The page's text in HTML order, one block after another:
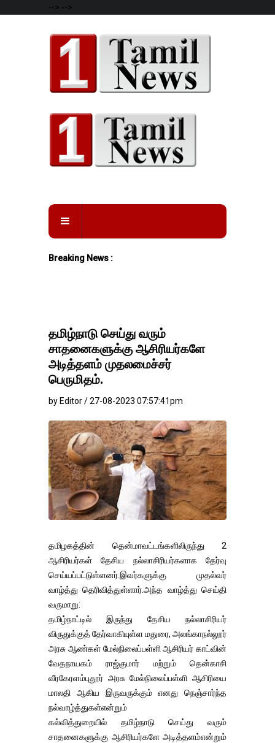
--> -->
Breaking News :
தமிழ்நாடு செய்து வரும்
சாதனைகளுக்கு ஆசிரியர்களே
அடித்தளம் முதலமைச்சர்
பெருமிதம்.
by Editor / 27-08-2023 07:57:41pm
தமிழகத்தின் தென்மாவட்டங்களிலிருந்து 2
ஆசிரியர்கள் தேசிய நல்லாசிரியர்களாக தேர்வு
செய்யப்பட்டுள்ளனர்.இவர்களுக்கு முதல்வர்
வாழ்த்து தெரிவித்துள்ளார்.அந்த வாழ்த்து செய்தி
வருமாறு:
தமிழ்நாட்டில் இருந்து தேசிய நல்லாசிரியர்
விருதுக்குத் தேர்வாகியுள்ள மதுரை, அலங்காநல்லூர்
அரசு ஆண்கள் மேல்நிலைப்பள்ளி ஆசிரியர் காட்வின்
வேதநாயகம் ராஜ்குமார் மற்றும் தென்காசி
வீரகேரளம்புதூர் அரசு மேல்நிலைப்பள்ளி ஆசிரியை
மாலதி ஆகிய இருவருக்கும் எனது நெஞ்சார்ந்த
நல்வாழ்த்துகள்என்றும்
கல்வித்துறையில் தமிழ்நாடு செய்து வரும்
சாதனைகளுக்கு ஆசிரியர்களே அடித்தளம்என்றும்